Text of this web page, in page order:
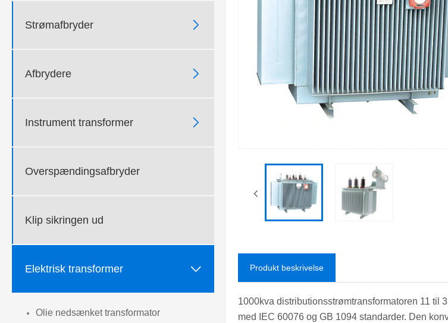
Strømafbryder 
Afbrydere 
Instrument transformer 
Overspændingsafbryder
Klip sikringen ud
Elektrisk transformer 
Olie nedsænket transformator
Produkt beskrivelse
1000kva distributionsstrømtransformatoren 11 til
med IEC 60076 og GB 1094 standarder. Den